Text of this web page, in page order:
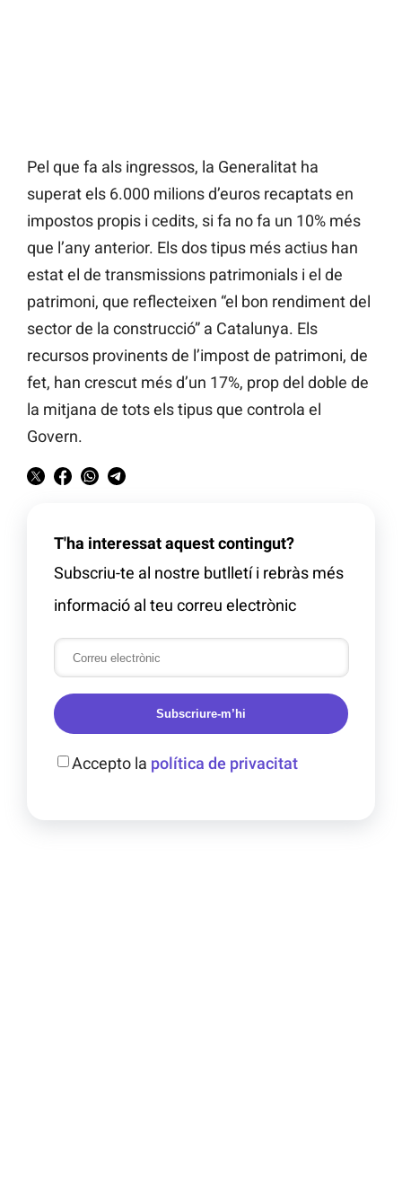
Pel que fa als ingressos, la Generalitat ha
superat els 6.000 milions d’euros recaptats en
impostos propis i cedits, si fa no fa un 10% més
que l’any anterior. Els dos tipus més actius han
estat el de transmissions patrimonials i el de
patrimoni, que reflecteixen “el bon rendiment del
sector de la construcció” a Catalunya. Els
recursos provinents de l’impost de patrimoni, de
fet, han crescut més d’un 17%, prop del doble de
la mitjana de tots els tipus que controla el
Govern.
T'ha interessat aquest contingut?
Subscriu-te al nostre butlletí i rebràs més
informació al teu correu electrònic
Subscriure-m’hi
Accepto la política de privacitat